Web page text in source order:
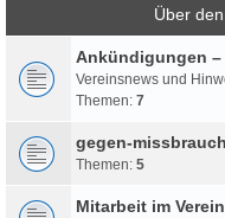
Über
Ankündigungen –
Vereinsnews und
Themen: 7
gegen-
Themen: 5
Mitarbeit im Verein